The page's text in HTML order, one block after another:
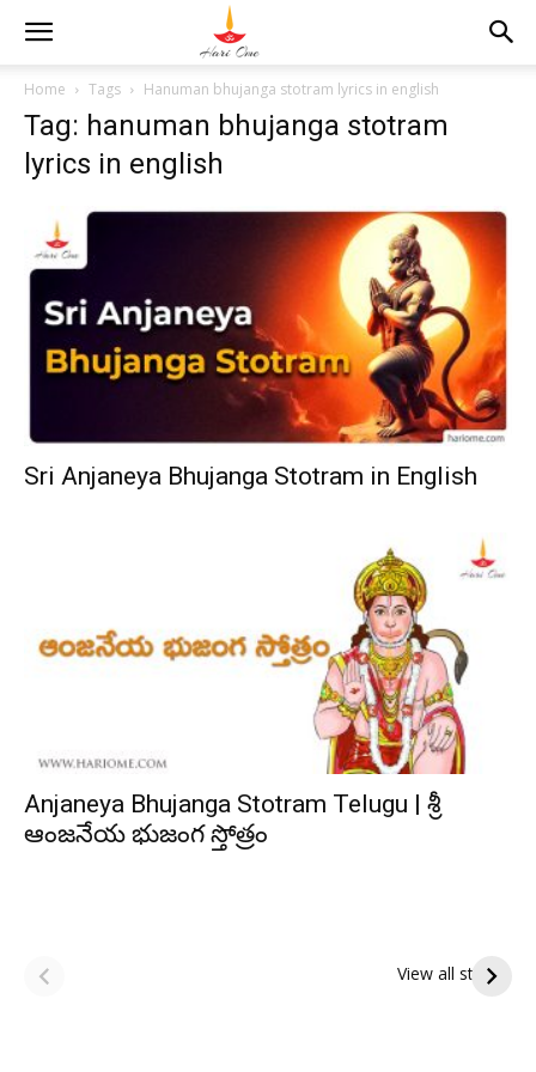
Home Tags Hanuman bhujanga stotram lyrics in english
Tag: hanuman bhujanga stotram
lyrics in english
Sri Anjaneya Bhujanga Stotram in English
Anjaneya Bhujanga Stotram Telugu | శ్రీ
ఆంజనేయ భుజంగ స్తోత్రం
View all stories
పితృదేవతల ఆశీర్వాదం
పొందే పవిత్ర రోజు
ఇంద్రకీలాద్రి గిరి ప్రదక్షిణ